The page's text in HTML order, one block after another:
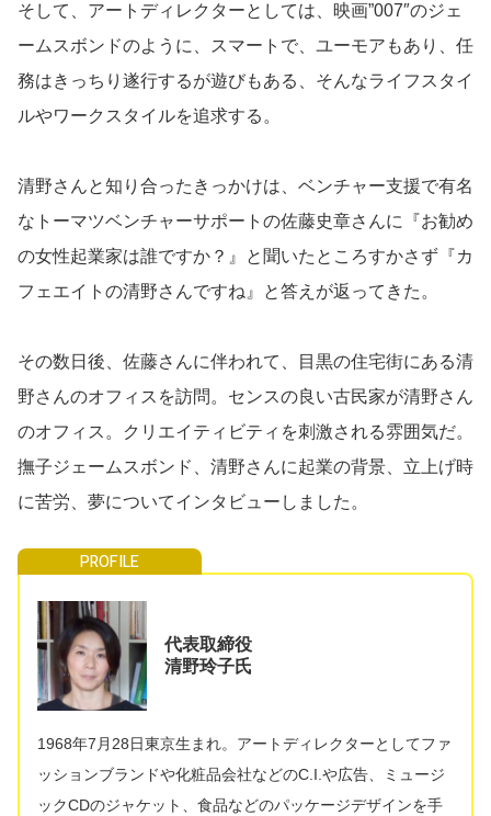
そして、アートディレクターとしては、映画”007″のジェ
ームスボンドのように、スマートで、ユーモアもあり、任
務はきっちり遂行するが遊びもある、そんなライフスタイ
ルやワークスタイルを追求する。
清野さんと知り合ったきっかけは、ベンチャー支援で有名
なトーマツベンチャーサポートの佐藤史章さんに『お勧め
の女性起業家は誰ですか？』と聞いたところすかさず『カ
フェエイトの清野さんですね』と答えが返ってきた。
その数日後、佐藤さんに伴われて、目黒の住宅街にある清
野さんのオフィスを訪問。センスの良い古民家が清野さん
のオフィス。クリエイティビティを刺激される雰囲気だ。
撫子ジェームスボンド、清野さんに起業の背景、立上げ時
に苦労、夢についてインタビューしました。
代表取締役
清野玲子氏
1968年7月28日東京生まれ。アートディレクターとしてファ
ッションブランドや化粧品会社などのC.I.や広告、ミュージ
ックCDのジャケット、食品などのパッケージデザインを手